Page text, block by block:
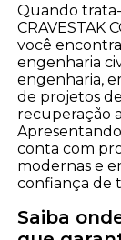
Quando trata-
CRAVESTAK
você
engenharia
engenharia,
de projetos
recuperação
conta com
modernas e
confiança de
Saiba